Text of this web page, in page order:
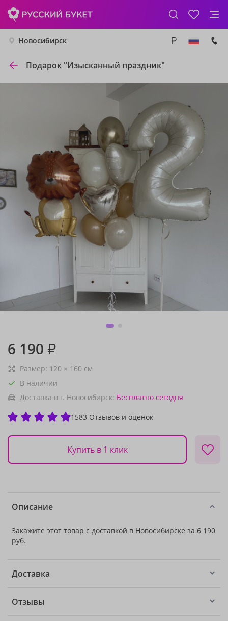
Новосибирск
Подарок "Изысканный праздник"
6 190 ₽
Размер: 120 × 160 см
В наличии
Доставка в г. Новосибирск: Бесплатно сегодня
1583 Отзывов и оценок
Купить в 1 клик
Описание
Закажите этот товар с доставкой в Новосибирске за 6 190
руб.
Доставка
Отзывы